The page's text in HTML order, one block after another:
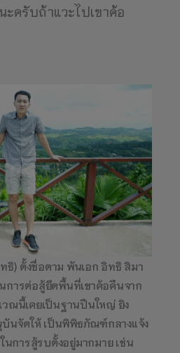
ครับถ้าแวะไปเขาค้อ
) ตั้งชื่อตาม พันเอก อิทธิ สิมา
ารต่อสู้ยึดพื้นที่เขาค้อคืนจาก
วณนี้เคยเป็นฐานปืนใหญ่ ยิง
นจัดให้ เป็นพิพิธภัณฑ์กลางแจ้ง
การสู้รบตั้งอยู่มากมาย เช่น